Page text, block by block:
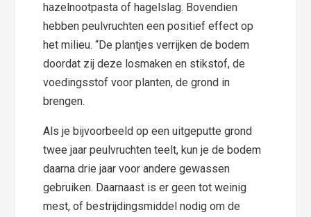
hazelnootpasta of hagelslag. Bovendien
hebben peulvruchten een positief effect op
het milieu. “De plantjes verrijken de bodem
doordat zij deze losmaken en stikstof, de
voedingsstof voor planten, de grond in
brengen.
Als je bijvoorbeeld op een uitgeputte grond
twee jaar peulvruchten teelt, kun je de bodem
daarna drie jaar voor andere gewassen
gebruiken. Daarnaast is er geen tot weinig
mest, of bestrijdingsmiddel nodig om de